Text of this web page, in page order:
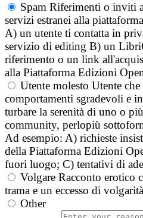
Spam Riferimenti o inviti
servizi estranei alla
A) un utente ti contatta in
servizio di editing B) un
riferimento o un link
alla Piattaforma Edizioni
Utente molesto Utente
comportamenti sgradevoli e
turbare la serenità di uno o
community, perlopiù
Ad esempio: A) richieste
della Piattaforma Edizioni
fuori luogo; C) tentativi di
Volgare Racconto erotico
trama e un eccesso di
Other